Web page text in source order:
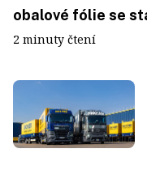
obalové fólie se
2 minuty čtení